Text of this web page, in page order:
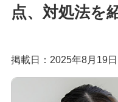
カードローンの
カードローンの返
ない返済のコツも
点、対処法を
掲載日：2025年8月19日